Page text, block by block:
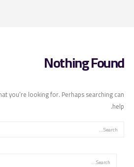
Nothing Found
you’re looking for. Perhaps searching can
help.